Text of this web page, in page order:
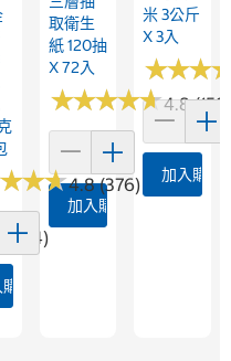
(364)
★★
★★4.8 (376)
物車
取衛生
紙 120抽
X 72入
★★★★★
★★★★★4.8
加入購物車
米 3公斤
X 3入
★★★
★★★
加入購物